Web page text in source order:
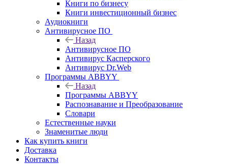
Книги по бизнесу
Книги инвестиционный бизнес
Аудиокниги
Антивирусное ПО
Назад
Антивирусное ПО
Антивирус Касперского
Антивирус Dr.Web
Программы ABBYY
Назад
Программы ABBYY
Распознавание и Преобразование
Словари
Естественные науки
Знаменитые люди
Как купить книги
Доставка
Контакты